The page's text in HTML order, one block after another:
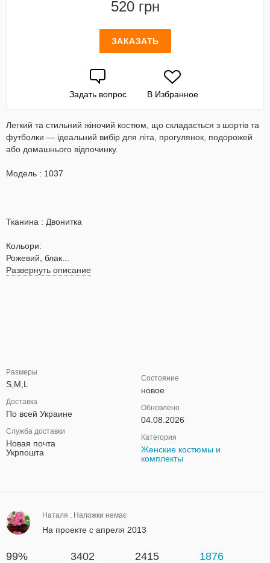
520 грн
ЗАКАЗАТЬ
Задать вопрос В Избранное
Легкий та стильний жіночий костюм, що складається з шортів та
футболки — ідеальний вибір для літа, прогулянок, подорожей
або домашнього відпочинку.
Модель : 1037
Тканина : Двонитка
Кольори:
Рожевий, блак...
Развернуть описание
Размеры
S,M,L
Доставка
По всей Украине
Служба доставки
Новая почта
Укрпошта
Состояние
новое
Обновлено
04.08.2026
Категория
Женские костюмы и
комплекты
Наталя . Наложки немає
На проекте с апреля 2013
99% 3402 2415 1876